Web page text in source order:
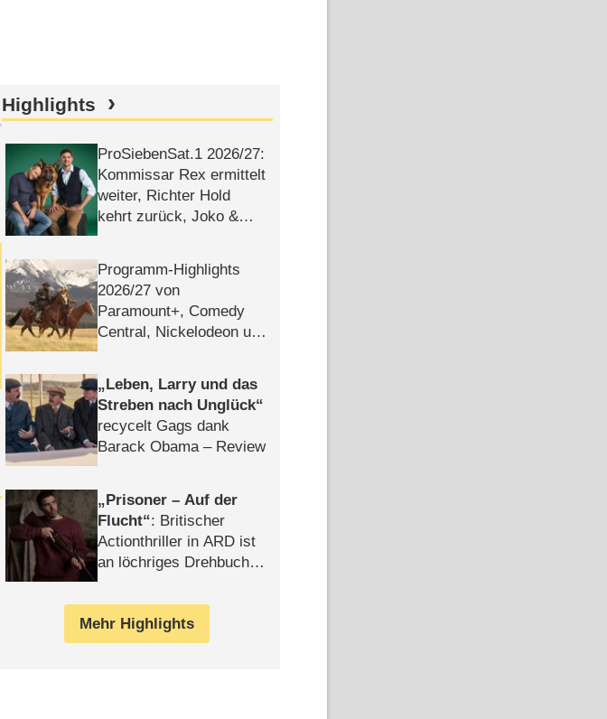
Highlights
ProSiebenSat.1 2026/​27:
Kommissar Rex ermittelt
weiter, Richter Hold
kehrt zurück, Joko &
Programm-Highlights
2026/​27 von
Paramount+, Comedy
Central, Nickelodeon und
Leben, Larry und das
Streben nach Unglück
recycelt Gags dank
Barack Obama – Review
Prisoner – Auf der
Flucht : Britischer
Actionthriller in ARD ist
an löchriges Drehbuch
Mehr Highlights